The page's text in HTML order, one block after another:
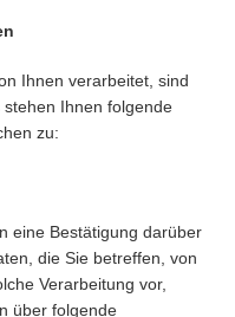
Ihnen verarbeitet, sind
Ihnen folgende
zu:
eine Bestätigung darüber
die Sie betreffen, von
Verarbeitung vor,
über folgende